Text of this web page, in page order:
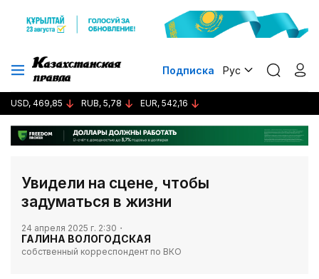
Подписка Рус
USD, 469,85 RUB, 5,78 EUR, 542,16
Увидели на сцене, чтобы
задуматься в жизни
24 апреля 2025 г. 2:30
ГАЛИНА ВОЛОГОДСКАЯ
собственный корреспондент по ВКО